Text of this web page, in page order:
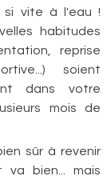
si vite à l'eau !
habitudes
reprise
soient
dans votre
mois de
sûr à revenir
bien... mais